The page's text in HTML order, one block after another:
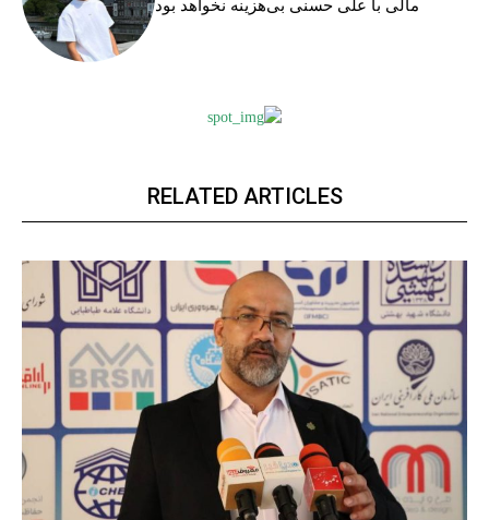
مالی با علی حسنی بی‌هزینه نخواهد بود
RELATED ARTICLES